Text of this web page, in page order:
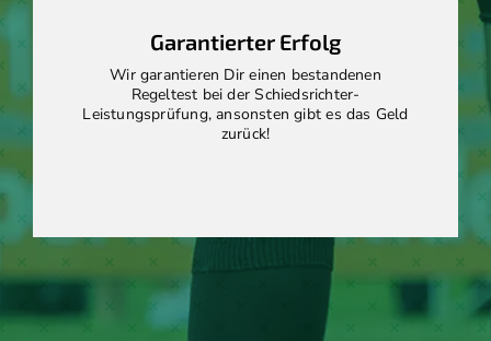
Garantierter Erfolg
Wir garantieren Dir einen bestandenen
Regeltest bei der Schiedsrichter-
Leistungsprüfung, ansonsten gibt es das Geld
zurück!